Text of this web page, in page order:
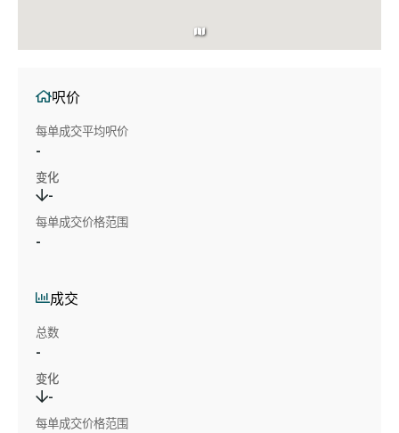
呎价
每单成交平均呎价
-
变化
-
每单成交价格范围
-
成交
总数
-
变化
-
每单成交价格范围